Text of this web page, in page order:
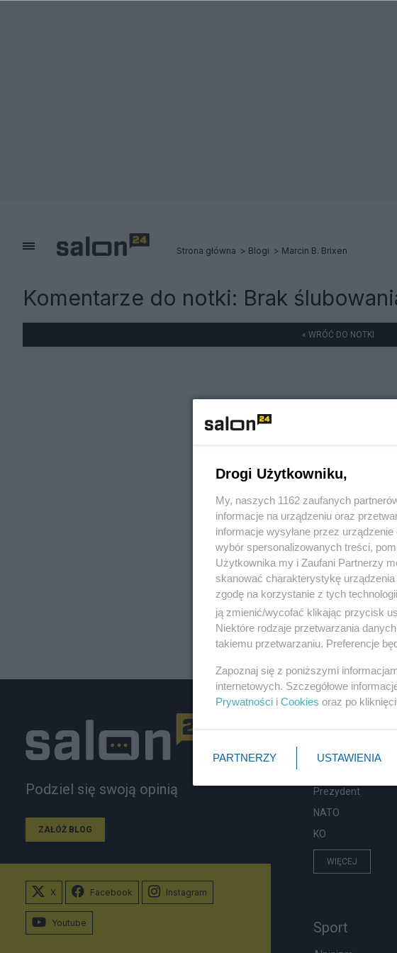
Strona główna Blogi Marcin B. Brixen
Komentarze do notki: Brak
« WRÓĆ DO NOTKI
Podziel się swoją opinią
ZAŁÓŻ BLOG
Prezydent
NATO
KO
WIĘCEJ
Sport
X Facebook Instagram
Youtube
Drogi Użytkowniku,
My, naszych 1162 zaufanych
informacje na urządzeniu oraz
informacje wysyłane przez
wybór spersonalizowanych treści,
Użytkownika my i Zaufani Partnerzy
skanować charakterystykę
zgodę na korzystanie z tych
ją zmienić/wycofać klikając przycisk
Niektóre rodzaje przetwarzania
takiemu przetwarzaniu. Preferencje
Zapoznaj się z poniższymi
internetowych. Szczegółowe
Prywatności i Cookies oraz po
PARTNERZY USTAWIENIA